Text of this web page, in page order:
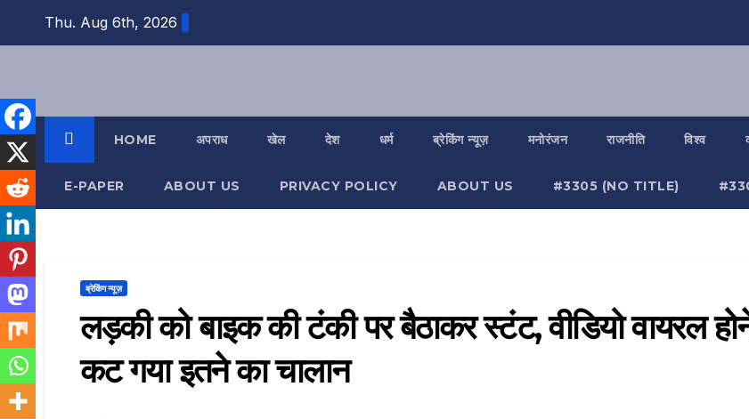
Thu. Aug 6th, 2026
HOME अपराध खेल देश धर्म ब्रेकिंग न्यूज़ मनोरंजन राजनीति विश्व
E-PAPER ABOUT US PRIVACY POLICY ABOUT US #3305 (NO TITLE)
ब्रेकिंग न्यूज़
लड़की को बाइक की टंकी पर बैठाकर स्टंट, वीडियो वायरल
कट गया इतने का चालान